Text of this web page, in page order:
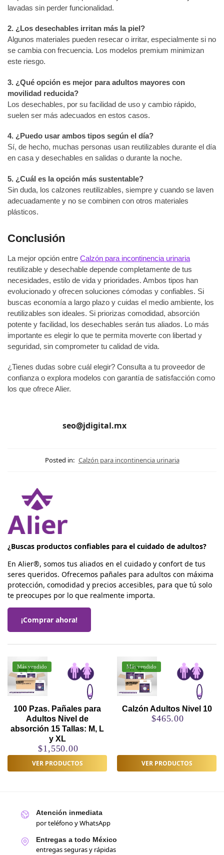
lavadas sin perder funcionalidad.
2. ¿Los desechables irritan más la piel?
Algunos materiales pueden resecar o irritar, especialmente si no
se cambia con frecuencia. Los modelos premium minimizan
este riesgo.
3. ¿Qué opción es mejor para adultos mayores con
movilidad reducida?
Los desechables, por su facilidad de uso y cambio rápido,
suelen ser más adecuados en estos casos.
4. ¿Puedo usar ambos tipos según el día?
Sí, de hecho, muchas personas usan reutilizables durante el día
en casa y desechables en salidas o durante la noche.
5. ¿Cuál es la opción más sustentable?
Sin duda, los calzones reutilizables, siempre y cuando se laven
adecuadamente y no se combinen con otros materiales
plásticos.
Conclusión
La mejor opción entre Calzón para incontinencia urinaria
reutilizable y desechable depende completamente de tus
necesidades, estilo de vida y prioridades. Ambos tipos han
evolucionado y ofrecen soluciones cómodas y confiables. Si
buscas economía a largo plazo y cuidas el medio ambiente, los
reutilizables son ideales. Si priorizas comodidad, absorción
potente y facilidad, los desechables serán tus aliados. Lo más
importante es elegir lo que te permita moverte con libertad y
seguridad, sin comprometer tu calidad de vida.
¿Tienes dudas sobre cuál elegir? Consulta a tu proveedor de
confianza o explora modelos con garantía de satisfacción como
los que ofrece Alier.
seo@jdigital.mx
Posted in: Calzón para incontinencia urinaria
¿Buscas productos confiables para el cuidado de adultos?
En Alier®, somos tus aliados en el cuidado y confort de tus
seres queridos. Ofrecemos pañales para adultos con máxima
protección, comodidad y precios accesibles, para que tú solo
te preocupes por lo que realmente importa.
¡Comprar ahora!
Más vendido
100 Pzas. Pañales para
Adultos Nivel de
absorción 15 Tallas: M, L
y XL
$1,550.00
VER PRODUCTOS
Más vendido
Calzón Adultos Nivel 10
$465.00
VER PRODUCTOS
Atención inmediata
por teléfono y WhatsApp
Entregas a todo México
entregas seguras y rápidas